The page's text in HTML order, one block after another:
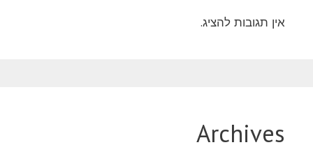
Archives
אין תגובות להציג.